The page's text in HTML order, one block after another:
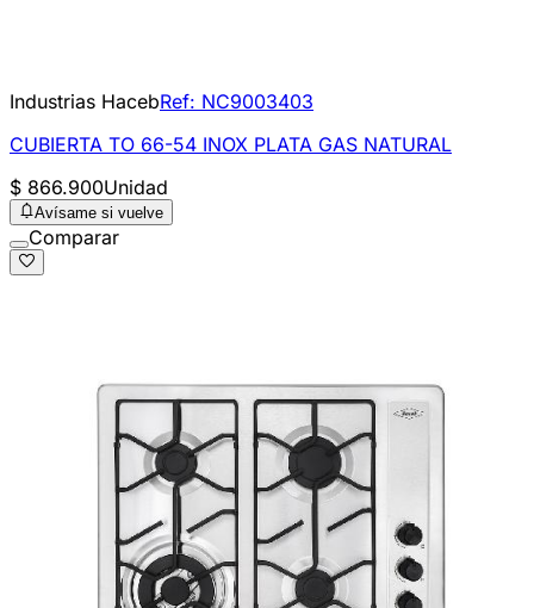
Industrias HacebRef: NC9003403
CUBIERTA TO 66-54 INOX PLATA GAS NATURAL
$ 866.900Unidad
Avísame si vuelve
Comparar